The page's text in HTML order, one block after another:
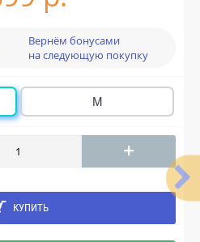
Вернём бонусами
на следующую покупку
M
+
КУПИТЬ